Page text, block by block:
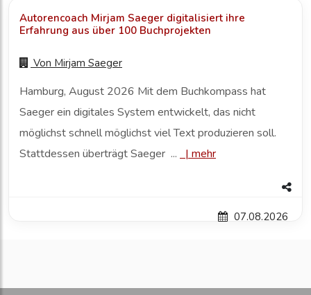
Autorencoach Mirjam Saeger digitalisiert ihre
Erfahrung aus über 100 Buchprojekten
Von Mirjam Saeger
Hamburg, August 2026 Mit dem Buchkompass hat
Saeger ein digitales System entwickelt, das nicht
möglichst schnell möglichst viel Text produzieren soll.
Stattdessen überträgt Saeger ...
| mehr
07.08.2026